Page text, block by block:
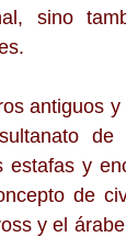
sino
antiguos y
de
estafas y
de
y el